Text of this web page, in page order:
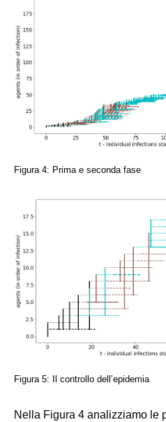
Figura 4: Prima e seconda fase
Figura 5: Il controllo dell’epidemia
Nella Figura 4 analizziamo le